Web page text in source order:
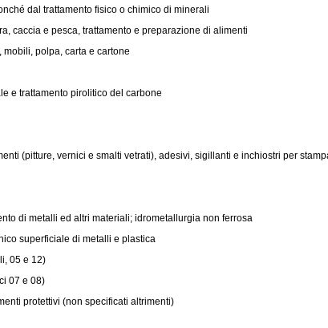
dal trattamento fisico o chimico di minerali
caccia e pesca, trattamento e preparazione di alimenti
polpa, carta e cartone
e trattamento pirolitico del carbone
(pitture, vernici e smalti vetrati), adesivi, sigillanti e inchiostri per
di metalli ed altri materiali; idrometallurgia non ferrosa
superficiale di metalli e plastica
05 e 12)
07 e 08)
protettivi (non specificati altrimenti)